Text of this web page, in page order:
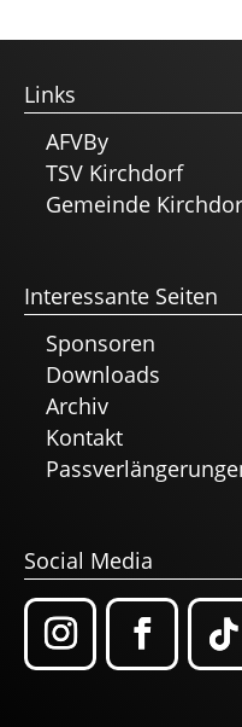
Links
AFVBy
TSV Kirchdorf
Gemeinde
Interessante Seiten
Sponsoren
Downloads
Archiv
Kontakt
Social Media